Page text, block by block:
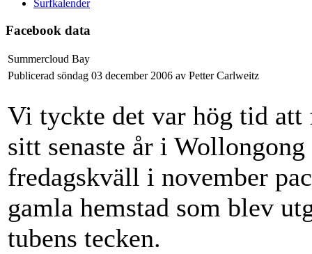
Surfkalender
Facebook data
Summercloud Bay
Publicerad söndag 03 december 2006 av Petter Carlweitz
Vi tyckte det var hög tid att
sitt senaste år i
fredagskväll i november
gamla hemstad som blev
tubens tecken.